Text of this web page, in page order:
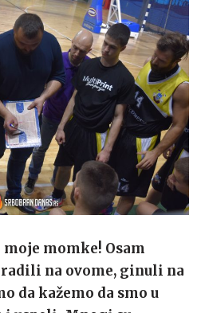
moje momke! Osam
radili na ovome, ginuli na
da kažemo da smo u